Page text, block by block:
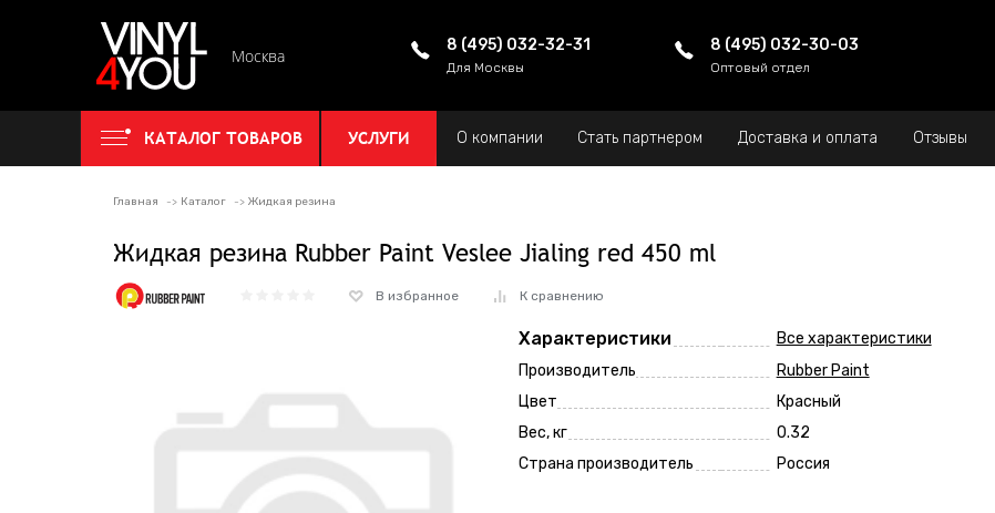
Москва
8 (495) 032-32-31
Для Москвы
8 (495) 032-30-03
Оптовый отдел
КАТАЛОГ ТОВАРОВ УСЛУГИ О компании Стать партнером Доставка и оплата Отзывы
Главная Каталог Жидкая резина
Жидкая резина Rubber Paint Veslee Jialing red 450 ml
В избранное К сравнению
Характеристики
Все характеристики
Производитель
Rubber Paint
Цвет
Красный
Вес, кг
0.32
Страна производитель
Россия